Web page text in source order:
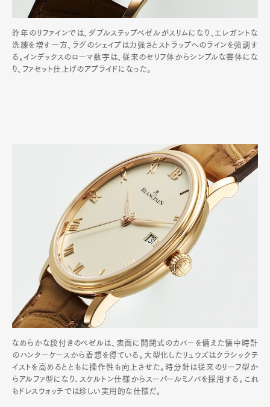
昨年のリファインでは、ダブルステップベゼルがスリムになり、エレガントな
洗練を増す一方、ラグのシェイプは力強さとストラップへのラインを強調す
る。インデックスのローマ数字は、従来のセリフ体からシンプルな書体にな
り、ファセット仕上げのアプライドになった。
なめらかな段付きのベゼルは、表面に開閉式のカバーを備えた懐中時計
のハンターケースから着想を得ている。大型化したリュウズはクラシックテ
イストを高めるとともに操作性も向上させた。時分針は従来のリーフ型か
らアルファ型になり､スケルトン仕様からスーパールミノバを採用する｡これ
もドレスウォッチでは珍しい実用的な仕様だ｡